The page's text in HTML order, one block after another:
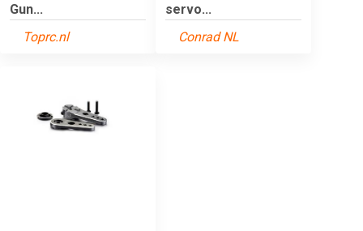
Gun...
Toprc.nl
servo...
Conrad NL